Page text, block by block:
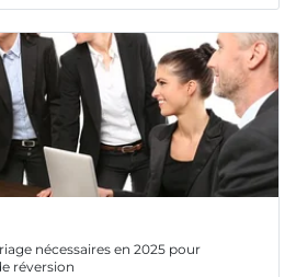
nécessaires en 2025 pour
réversion